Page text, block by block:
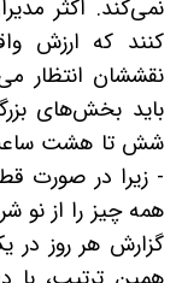
نمی‌کند. اکثر
کنند که ارزش
نقششان انتظار
باید بخش‌های
شش تا هشت
- زیرا در صورت
گزارش هر روز در